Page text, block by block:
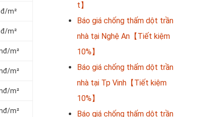
m²
m²
m²
m²
m²
m²
t】
Báo giá chống thấm dột trần
nhà tại Nghệ An【Tiết kiệm
10%】
Báo giá chống thấm dột trần
nhà tại Tp Vinh【Tiết kiệm
10%】
Báo giá chống thấm dột trần